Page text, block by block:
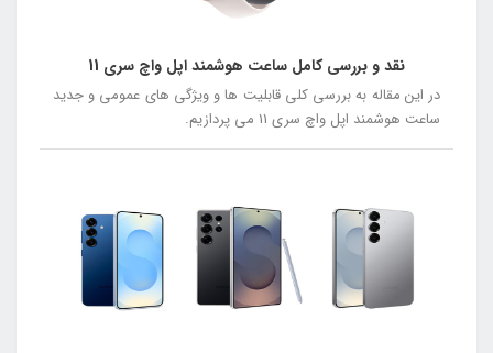
نقد و بررسی کامل ساعت هوشمند اپل واچ سری 11
در این مقاله به بررسی کلی قابلیت ها و ویژگی های عمومی و جدید
ساعت هوشمند اپل واچ سری 11 می پردازیم.